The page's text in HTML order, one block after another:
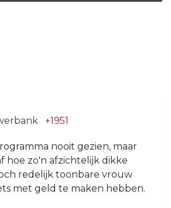
+1951
nooit gezien, maar
hoe zo'n afzichtelijk dikke
redelijk toonbare vrouw
met geld te maken hebben.